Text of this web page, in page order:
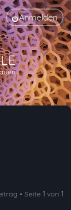
Anmelden
• Seite 1 von 1